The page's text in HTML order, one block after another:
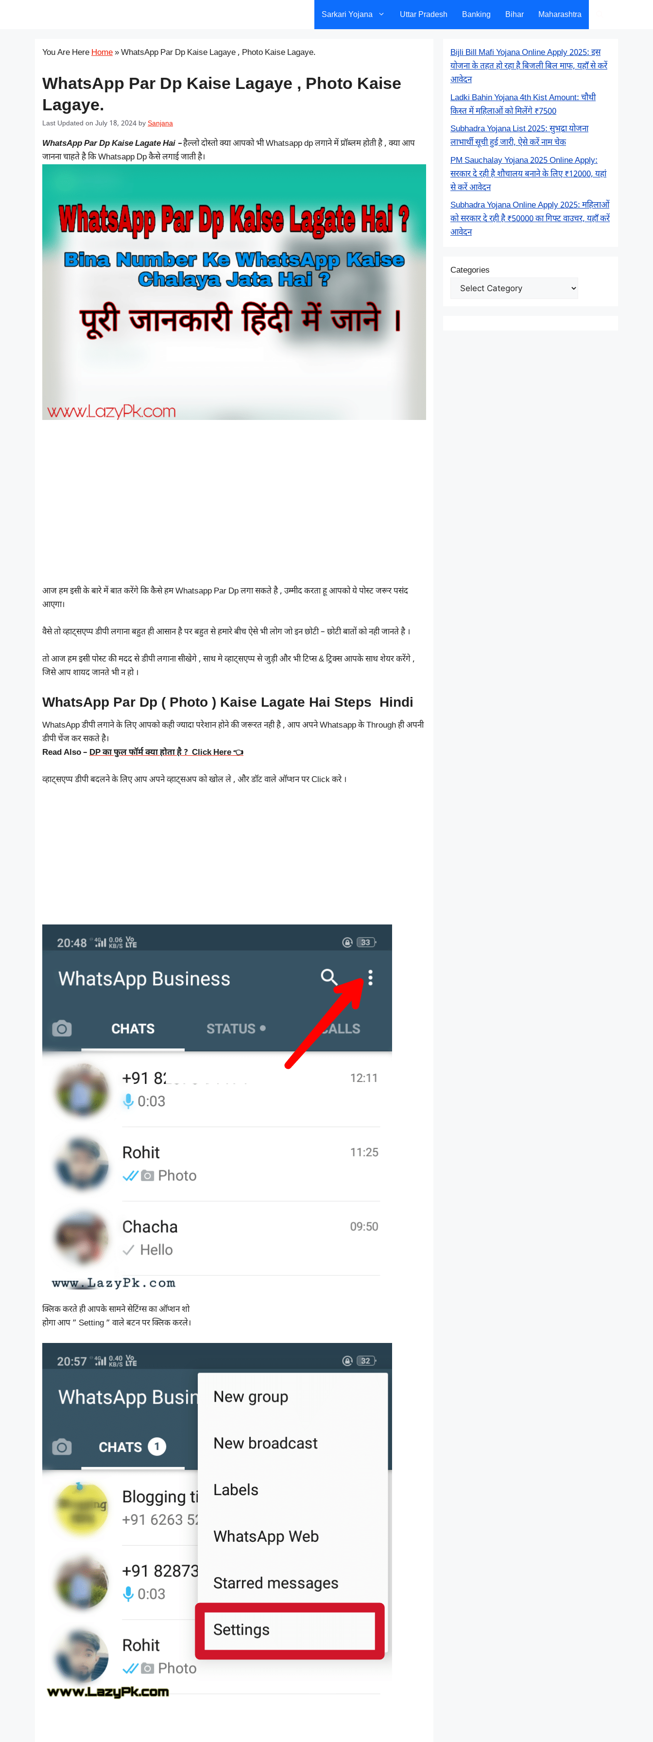
Sarkari Yojana Uttar Pradesh Banking Bihar Maharashtra
You Are HereHome»WhatsApp Par Dp Kaise Lagaye , Photo Kaise Lagaye.
WhatsApp Par Dp Kaise Lagaye , Photo Kaise
Lagaye.
Last Updated on July 18, 2024 by Sanjana
WhatsApp Par Dp Kaise Lagate Hai –हैल्लो दोस्तो क्या आपको भी Whatsapp dp लगाने में प्रॉब्लम होती है , क्या आप
जानना चाहते है कि Whatsapp Dp कैसे लगाई जाती है।
आज हम इसी के बारे में बात करेंगे कि कैसे हम Whatsapp Par Dp लगा सकते है , उम्मीद करता हू आपको ये पोस्ट जरूर पसंद
आएगा।
वैसे तो व्हाट्सएप्प डीपी लगाना बहुत ही आसान है पर बहुत से हमारे बीच ऐसे भी लोग जो इन छोटी – छोटी बातों को नही जानते है ।
तो आज हम इसी पोस्ट की मदद से डीपी लगाना सीखेगे , साथ मे व्हाट्सएप्प से जुड़ी और भी टिप्स & ट्रिक्स आपके साथ शेयर करेंगे ,
जिसे आप शायद जानते भी न हो ।
WhatsApp Par Dp ( Photo ) Kaise Lagate Hai Steps Hindi
WhatsApp डीपी लगाने के लिए आपको कही ज्यादा परेशान होने की जरूरत नही है , आप अपने Whatsapp के Through ही अपनी
डीपी चेंज कर सकते है।
Read Also – DP का फुल फॉर्म क्या होता है ? Click Here 👈
व्हाट्सएप्प डीपी बदलने के लिए आप अपने व्हाट्सअप को खोल ले , और डॉट वाले ऑप्शन पर Click करे ।
क्लिक करते ही आपके सामने सेटिंग्स का ऑप्शन शो
होगा आप ” Setting ” वाले बटन पर क्लिक करले।
Bijli Bill Mafi Yojana Online Apply 2025: इस
योजना के तहत हो रहा है बिजली बिल माफ, यहाँ से करें
आवेदन
Ladki Bahin Yojana 4th Kist Amount: चौथी
किस्त में महिलाओं को मिलेंगे ₹7500
Subhadra Yojana List 2025: सुभद्रा योजना
लाभार्थी सूची हुई जारी, ऐसे करें नाम चेक
PM Sauchalay Yojana 2025 Online Apply:
सरकार दे रही है शौचालय बनाने के लिए ₹12000, यहां
से करें आवेदन
Subhadra Yojana Online Apply 2025: महिलाओं
को सरकार दे रही है ₹50000 का गिफ्ट वाउचर, यहाँ करें
आवेदन
Categories